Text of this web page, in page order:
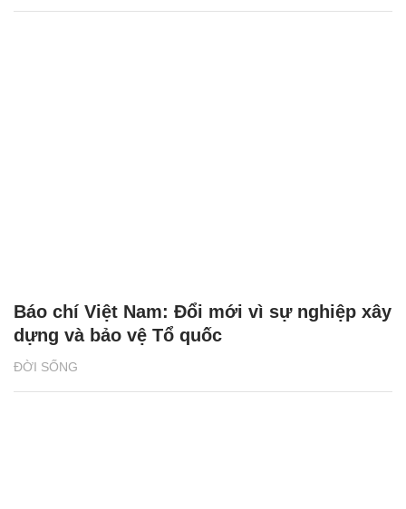
ĐỜI SỐNG
Báo chí Việt Nam: Đổi mới vì sự nghiệp xây
dựng và bảo vệ Tổ quốc